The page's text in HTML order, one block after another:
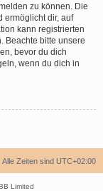
zu können. Die
ermöglicht dir, auf
kann registrierten
Beachte bitte unsere
bevor du dich
wenn du dich in
Alle Zeiten sind UTC+02:00
Limited